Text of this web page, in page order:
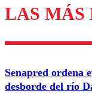
Los
Nombre
Correo
LAS MÁS
Senapred ordena
desborde del río